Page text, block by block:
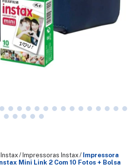
Instax/ Impressoras Instax/ Impressora
Mini Link 2 Com 10 Fotos + Bolsa